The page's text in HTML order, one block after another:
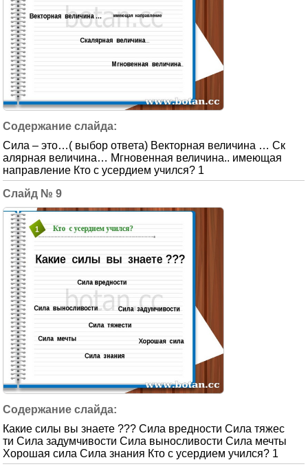
Сила – это…( выбор ответа) Векторная величина … Ск
алярная величина… Мгновенная величина.. имеющая
направление Кто с усердием учился? 1
9
Какие силы вы знаете ??? Сила вредности Сила тяжес
ти Сила задумчивости Сила выносливости Сила мечты
Хорошая сила Сила знания Кто с усердием учился? 1